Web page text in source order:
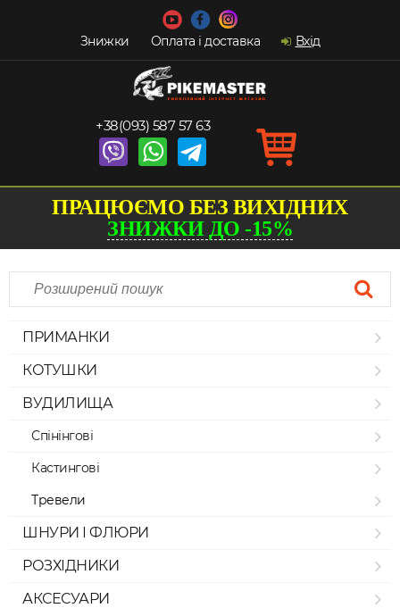
Знижки Оплата і доставка Вхід
+38(093) 587 57 63
ПРАЦЮЄМО БЕЗ ВИХІДНИХ
ЗНИЖКИ ДО -15%
ПРИМАНКИ
КОТУШКИ
ВУДИЛИЩА
Спінінгові
Кастингові
Тревели
ШНУРИ І ФЛЮРИ
РОЗХІДНИКИ
АКСЕСУАРИ